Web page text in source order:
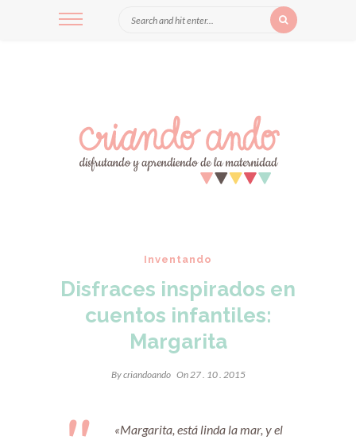
Inventando
Disfraces inspirados en
cuentos infantiles:
Margarita
Bycriandoando On 27 . 10 . 2015
«Margarita, está linda la mar, y el